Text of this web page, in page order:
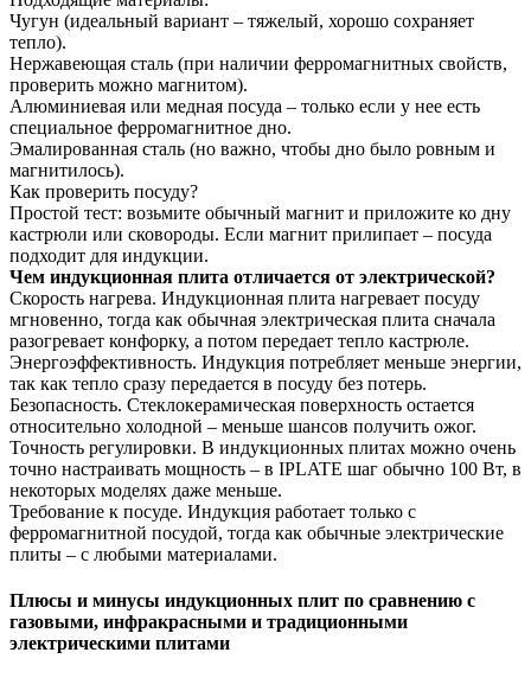
Чугун (идеальный вариант – тяжелый, хорошо сохраняет
тепло).
Нержавеющая сталь (при наличии ферромагнитных свойств,
проверить можно магнитом).
Алюминиевая или медная посуда – только если у нее есть
специальное ферромагнитное дно.
Эмалированная сталь (но важно, чтобы дно было ровным и
магнитилось).
Как проверить посуду?
Простой тест: возьмите обычный магнит и приложите ко дну
кастрюли или сковороды. Если магнит прилипает – посуда
подходит для индукции.
Чем индукционная плита отличается от электрической?
Скорость нагрева. Индукционная плита нагревает посуду
мгновенно, тогда как обычная электрическая плита сначала
разогревает конфорку, а потом передает тепло кастрюле.
Энергоэффективность. Индукция потребляет меньше энергии,
так как тепло сразу передается в посуду без потерь.
Безопасность. Стеклокерамическая поверхность остается
относительно холодной – меньше шансов получить ожог.
Точность регулировки. В индукционных плитах можно очень
точно настраивать мощность – в IPLATE шаг обычно 100 Вт, в
некоторых моделях даже меньше.
Требование к посуде. Индукция работает только с
ферромагнитной посудой, тогда как обычные электрические
плиты – с любыми материалами.
Плюсы и минусы индукционных плит по сравнению с
газовыми, инфракрасными и традиционными
электрическими плитами